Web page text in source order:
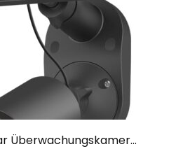
Überwachungskamer...